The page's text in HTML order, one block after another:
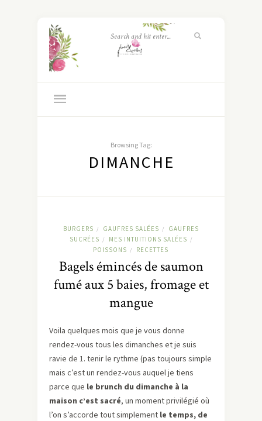
Browsing Tag:
DIMANCHE
BURGERS / GAUFRES SALÉES /
GAUFRES
SUCRÉES / MES INTUITIONS SALÉES /
POISSONS / RECETTES
Bagels émincés de saumon
fumé aux 5 baies, fromage et
mangue
Voila quelques mois que je vous donne
rendez-vous tous les dimanches et je suis
ravie de 1. tenir le rythme (pas toujours simple
mais c’est un rendez-vous auquel je tiens
parce que le brunch du dimanche à la
maison c’est sacré, un moment privilégié où
l’on s’accorde tout simplement le temps, de